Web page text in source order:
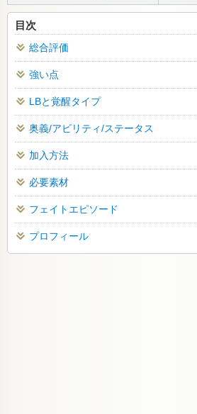
目次
総合評価
強い点
LBと覚醒タイプ
奥義/アビリティ/ステータス
加入方法
必要素材
フェイトエピソード
プロフィール